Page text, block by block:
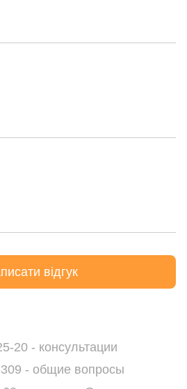
відгук
20 - консультации
- общие вопросы